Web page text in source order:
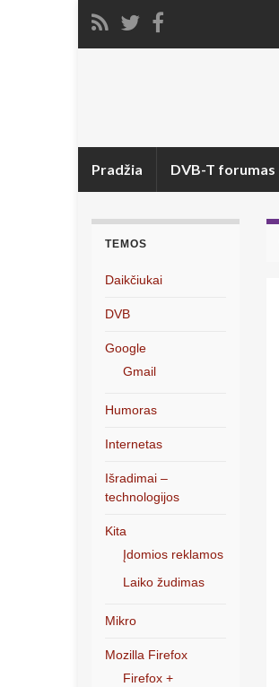
Pradžia DVB-T forumas
TEMOS
Daikčiukai
DVB
Google
Gmail
Humoras
Internetas
Išradimai –
technologijos
Kita
Įdomios reklamos
Laiko žudimas
Mikro
Mozilla Firefox
Firefox +